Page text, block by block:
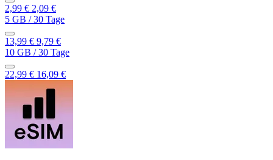
2,99 € 2,09 €
5 GB /30 Tage
13,99 € 9,79 €
10 GB /30 Tage
22,99 € 16,09 €